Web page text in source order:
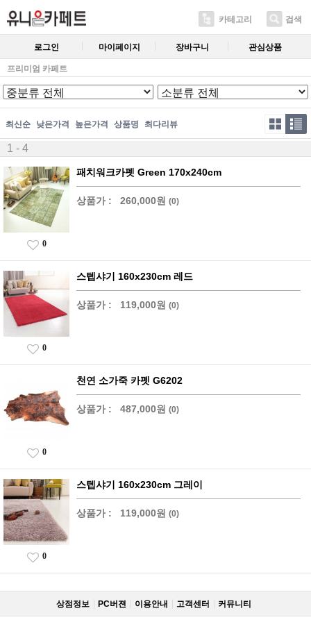
카테고리 검색
로그인 마이페이지 장바구니 관심상품
프리미엄 카페트
최신순 낮은가격 높은가격 상품명 최다리뷰
1 - 4
패치워크카펫 Green 170x240cm
상품가 : 260,000원 (0)
0
스텝샤기 160x230cm 레드
상품가 : 119,000원 (0)
0
천연 소가죽 카펫 G6202
상품가 : 487,000원 (0)
0
스텝샤기 160x230cm 그레이
상품가 : 119,000원 (0)
0
상점정보 PC버젼 이용안내 고객센터 커뮤니티